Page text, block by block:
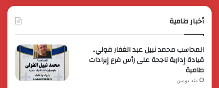
أخبار طامية
المحاسب محمد نبيل عبد الغفار فولي..
قيادة إدارية ناجحة على رأس فرع إيرادات
طامية
منذ يومين